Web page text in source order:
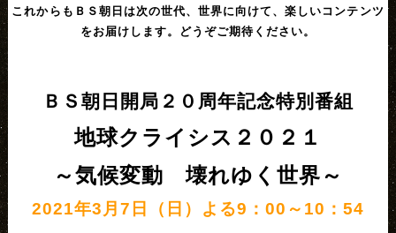
これからもＢＳ朝日は次の世代、世界に向けて、楽しいコンテンツ
をお届けします。どうぞご期待ください。
ＢＳ朝日開局２０周年記念特別番組
地球クライシス２０２１
～気候変動 壊れゆく世界～
2021年3月7日（日）よる9：00～10：54